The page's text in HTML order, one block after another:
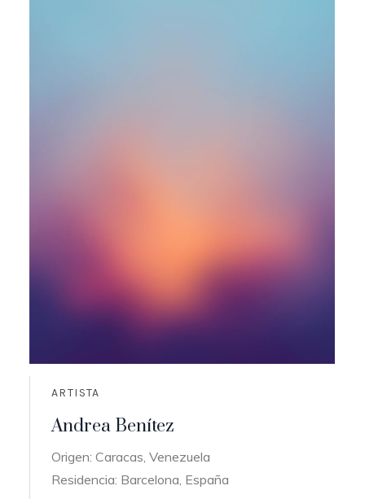
ARTISTA
Andrea Benítez
Origen: Caracas, Venezuela
Residencia: Barcelona, España